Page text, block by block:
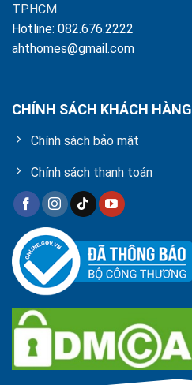
TPHCM
Hotline: 082.676.2222
ahthomes@gmail.com
CHÍNH SÁCH KHÁCH HÀNG
Chính sách bảo mật
Chính sách thanh toán